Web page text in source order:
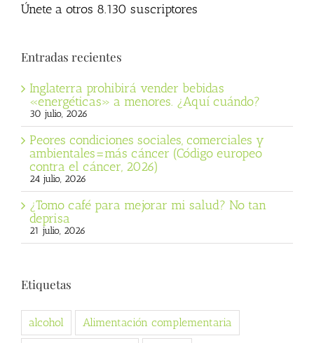
Únete a otros 8.130 suscriptores
Entradas recientes
Inglaterra prohibirá vender bebidas
«energéticas» a menores. ¿Aquí cuándo?
30 julio, 2026
Peores condiciones sociales, comerciales y
ambientales=más cáncer (Código europeo
contra el cáncer, 2026)
24 julio, 2026
¿Tomo café para mejorar mi salud? No tan
deprisa
21 julio, 2026
Etiquetas
alcohol Alimentación complementaria